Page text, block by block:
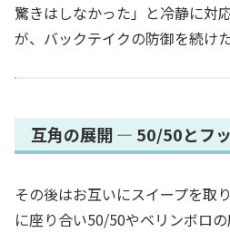
驚きはしなかった」と冷静に対
が、バックテイクの防御を続けた
互角の展開 ― 50/50とフ
その後はお互いにスイープを取
に座り合い50/50やベリンボロ